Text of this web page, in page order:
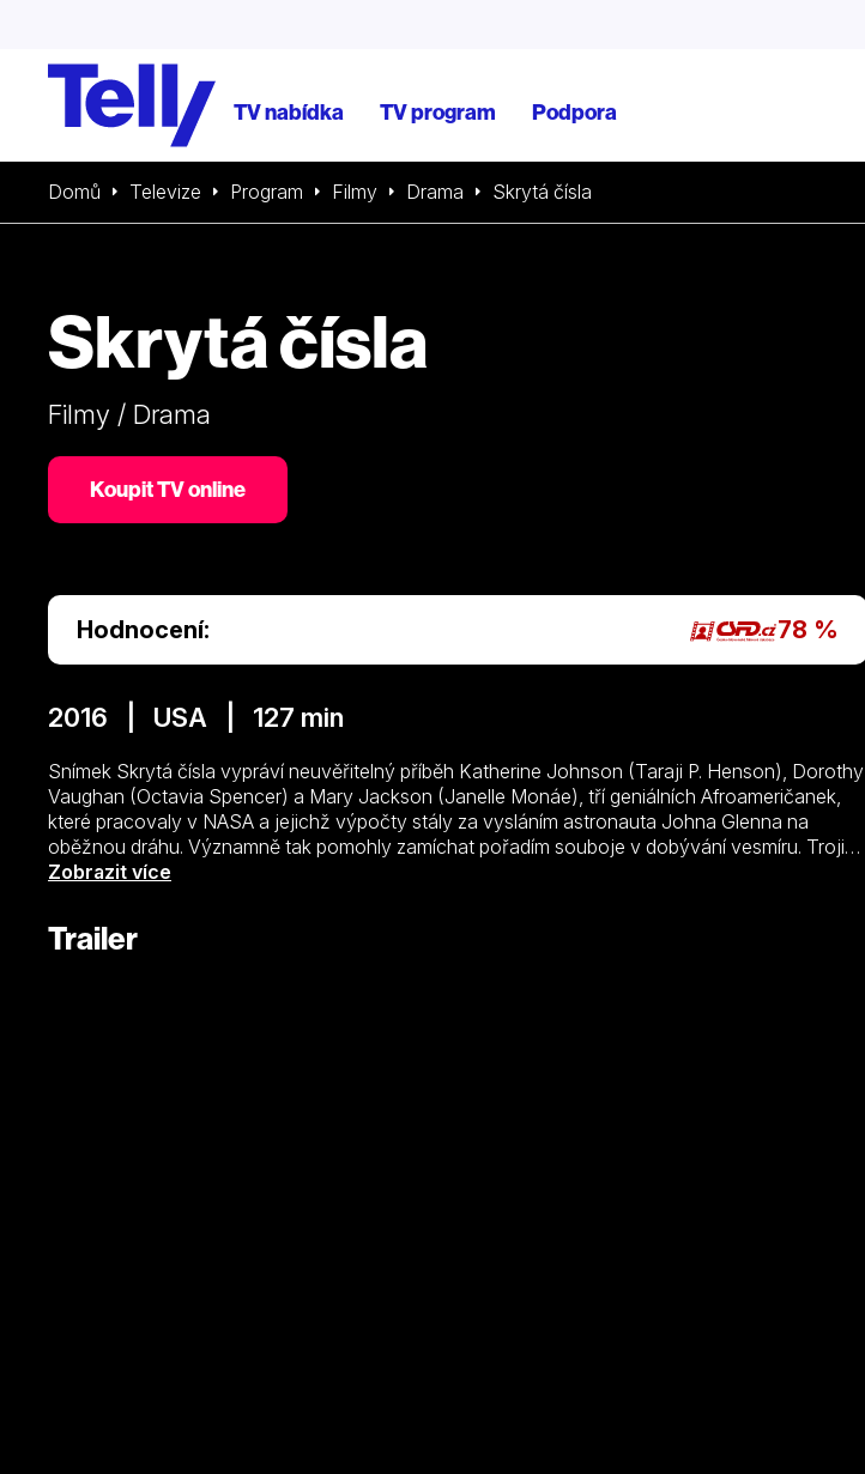
TV nabídka TV program Podpora
Domů Televize Program Filmy Drama Skrytá čísla
Skrytá čísla
Filmy / Drama
Koupit TV online
Hodnocení: 78 %
2016 | USA | 127 min
Snímek Skrytá čísla vypráví neuvěřitelný příběh Katherine Johnson (Taraji P. Henson), Dorothy
Vaughan (Octavia Spencer) a Mary Jackson (Janelle Monáe), tří geniálních Afroameričanek,
které pracovaly v NASA a jejichž výpočty stály za vysláním astronauta Johna Glenna na
oběžnou dráhu. Významně tak pomohly zamíchat pořadím souboje v dobývání vesmíru. Trojice
vizionářek nedbala na rasové a genderové předsudky a stala se inspirací pro další generace.
Zobrazit více
Trailer